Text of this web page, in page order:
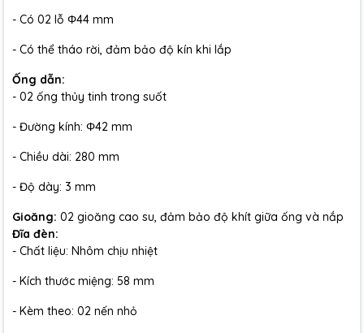
- Có 02 lỗ Φ44 mm
- Có thể tháo rời, đảm bảo độ kín khi lắp
Ống dẫn:
- 02 ống thủy tinh trong suốt
- Đường kính: Φ42 mm
- Chiều dài: 280 mm
- Độ dày: 3 mm
Gioăng: 02 gioăng cao su, đảm bảo độ khít giữa ống và nắp
Đĩa đèn:
- Chất liệu: Nhôm chịu nhiệt
- Kích thước miệng: 58 mm
- Kèm theo: 02 nến nhỏ